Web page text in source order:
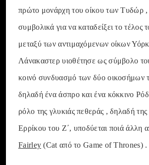
πρώτο μονάρχη του οίκου των Τυδώρ ,
συμβολικά για να καταδείξει το τέλος
μεταξύ των αντιμαχόμενων οίκων Υόρκ
Λάνακαστερ υιοθέτησε ως σύμβολο
κοινό συνδυασμό των δύο οικοσήμων
δηλαδή ένα άσπρο και ένα κόκκινο
ρόλο της γλυκιάς πεθεράς , δηλαδή
Ερρίκου του Ζ΄, υποδύεται ποιά άλλη
Fairley (Cat από το Game of Thrones) .